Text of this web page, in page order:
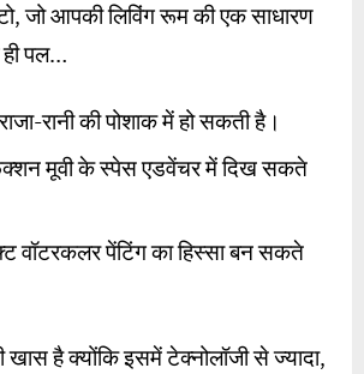
जो आपकी लिविंग रूम की एक साधारण
पल…
रानी की पोशाक में हो सकती है।
मूवी के स्पेस एडवेंचर में दिख सकते
वॉटरकलर पेंटिंग का हिस्सा बन सकते
है क्योंकि इसमें टेक्नोलॉजी से ज्यादा,